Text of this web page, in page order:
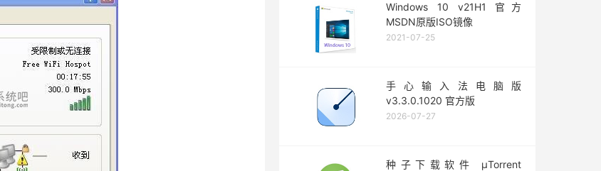
Windows 10 v21H1 官方
MSDN原版ISO镜像
2021-07-25
手心输入法电脑版
v3.3.0.1020 官方版
2026-07-27
种子下载软件 μTorrent